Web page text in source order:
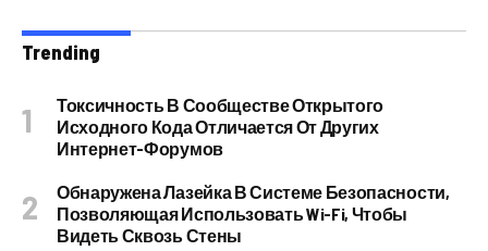
Trending
Токсичность В Сообществе Открытого
Исходного Кода Отличается От Других
Интернет-Форумов
Обнаружена Лазейка В Системе Безопасности,
Позволяющая Использовать Wi-Fi, Чтобы
Видеть Сквозь Стены